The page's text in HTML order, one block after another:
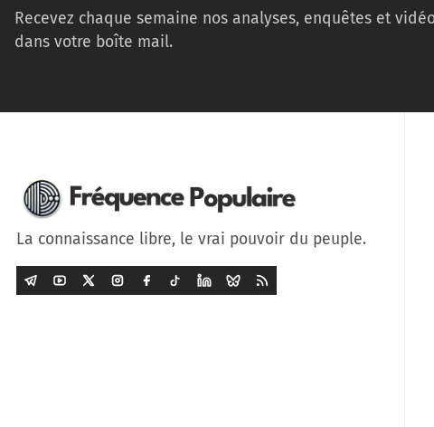
Recevez chaque semaine nos analyses, enquêtes et
dans votre boîte mail.
La connaissance libre, le vrai pouvoir du peuple.